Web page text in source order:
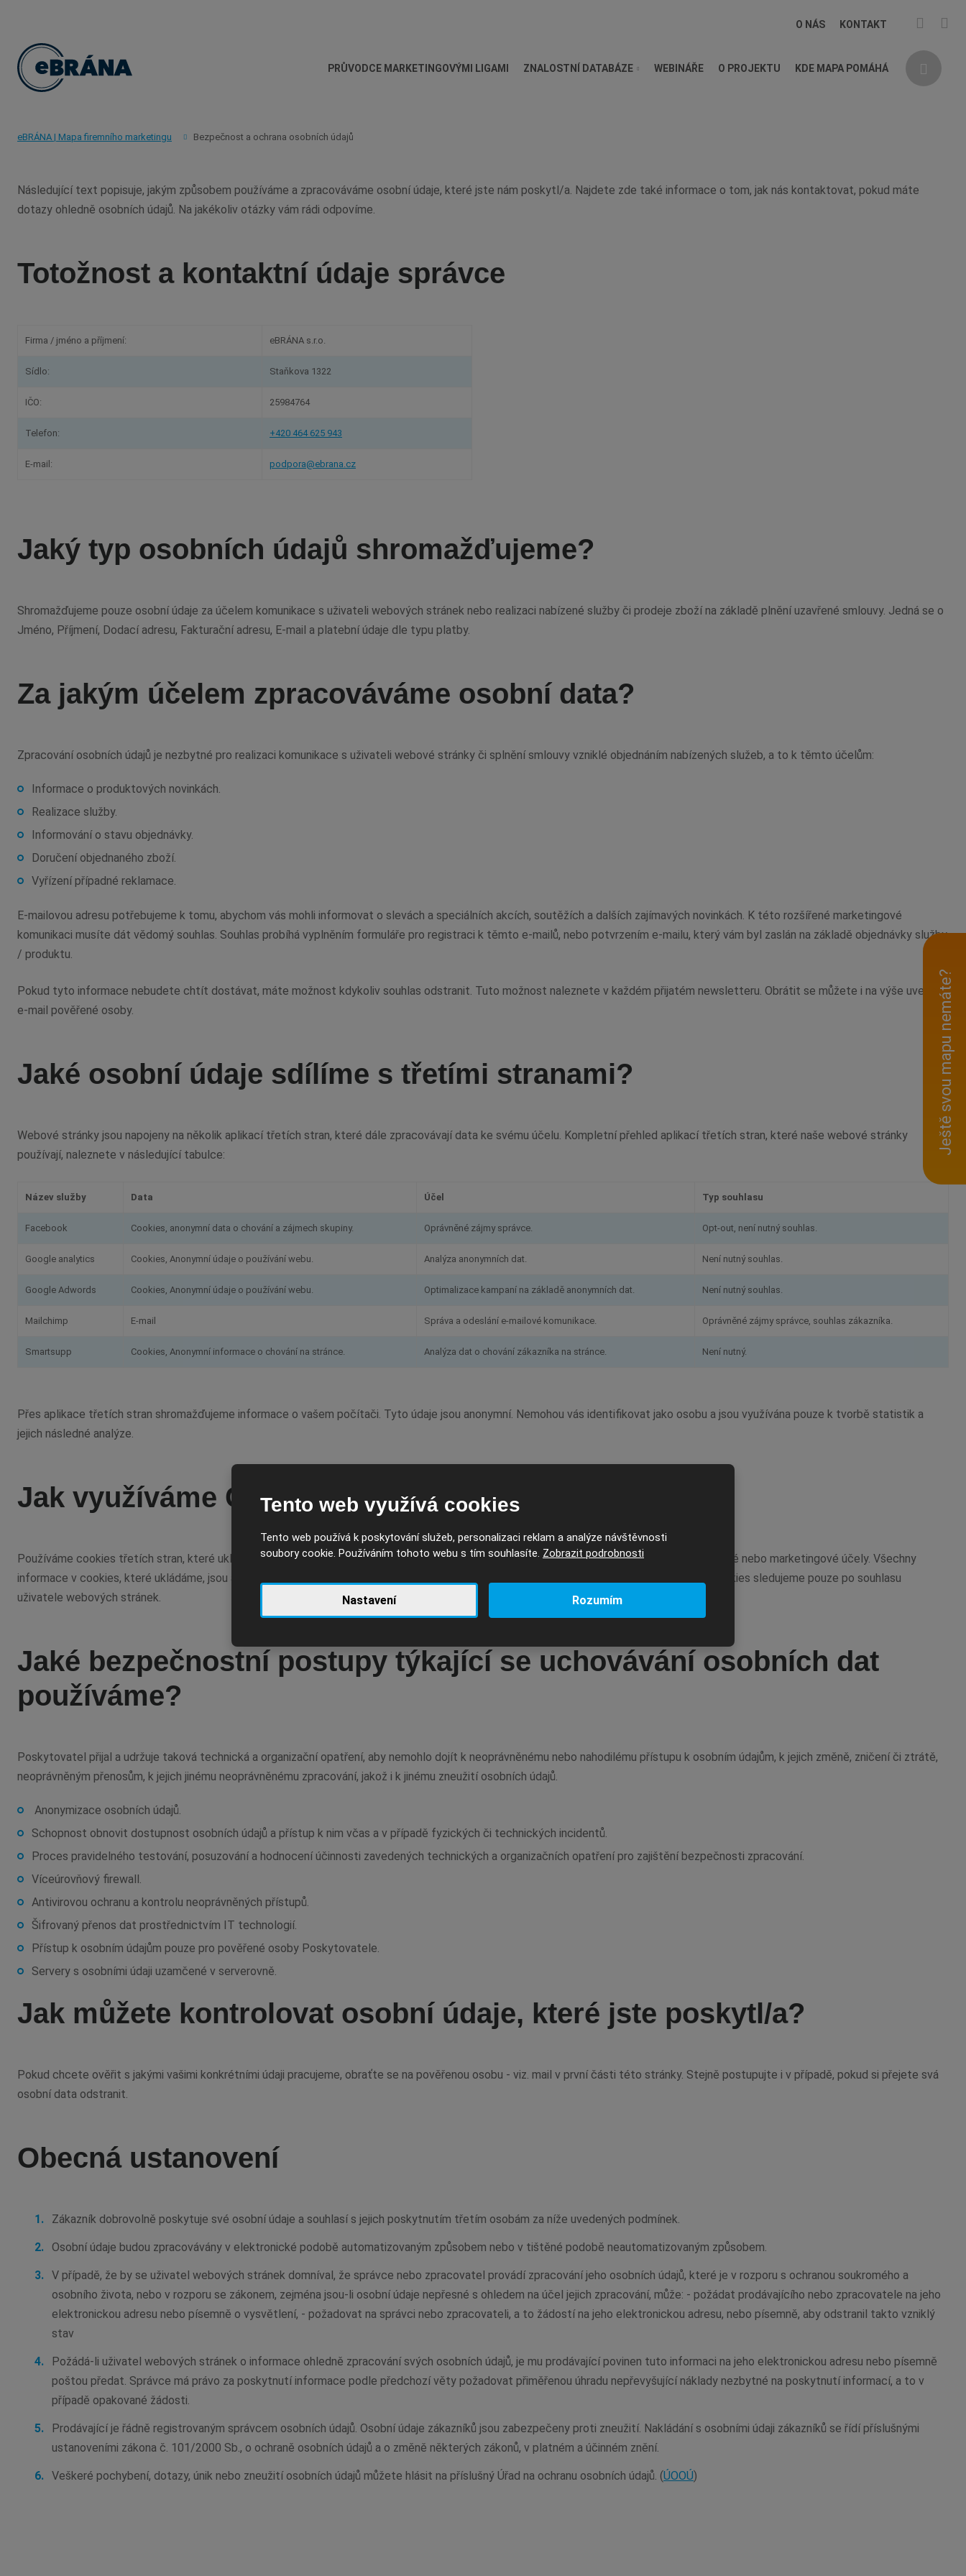
O NÁS KONTAKT
PRŮVODCE MARKETINGOVÝMI LIGAMI ZNALOSTNÍ DATABÁZE WEBINÁŘE O PROJEKTU KDE MAPA POMÁHÁ
Bezpečnost
a
osobních
eBRÁNA | Mapa firemního marketingu Bezpečnost a ochrana osobních údajů
Následující text popisuje, jakým způsobem používáme a zpracováváme osobní údaje, které jste nám poskytl/a. Najdete zde také informace o tom, jak nás kontaktovat, pokud máte
dotazy ohledně osobních údajů. Na jakékoliv otázky vám rádi odpovíme.
Totožnost a kontaktní údaje správce
Firma / jméno a příjmení: eBRÁNA s.r.o.
Sídlo: Staňkova 1322
IČO: 25984764
Telefon: +420 464 625 943
E-mail: podpora@ebrana.cz
Jaký typ osobních údajů shromažďujeme?
Shromažďujeme pouze osobní údaje za účelem komunikace s uživateli webových stránek nebo realizaci nabízené služby či prodeje zboží na základě plnění uzavřené smlouvy. Jedná se o
Jméno, Příjmení, Dodací adresu, Fakturační adresu, E-mail a platební údaje dle typu platby.
Za jakým účelem zpracováváme osobní data?
Zpracování osobních údajů je nezbytné pro realizaci komunikace s uživateli webové stránky či splnění smlouvy vzniklé objednáním nabízených služeb, a to k těmto účelům:
Informace o produktových novinkách.
Realizace služby.
Informování o stavu objednávky.
Doručení objednaného zboží.
Vyřízení případné reklamace.
E-mailovou adresu potřebujeme k tomu, abychom vás mohli informovat o slevách a speciálních akcích, soutěžích a dalších zajímavých novinkách. K této rozšířené marketingové
komunikaci musíte dát vědomý souhlas. Souhlas probíhá vyplněním formuláře pro registraci k těmto e-mailů, nebo potvrzením e-mailu, který vám byl zaslán na základě objednávky služby
/ produktu.
Pokud tyto informace nebudete chtít dostávat, máte možnost kdykoliv souhlas odstranit. Tuto možnost naleznete v každém přijatém newsletteru. Obrátit se můžete i na výše uvedený
e-mail pověřené osoby.
Jaké osobní údaje sdílíme s třetími stranami?
Webové stránky jsou napojeny na několik aplikací třetích stran, které dále zpracovávají data ke svému účelu. Kompletní přehled aplikací třetích stran, které naše webové stránky
používají, naleznete v následující tabulce:
Název služby Data Účel Typ souhlasu
Facebook Cookies, anonymní data o chování a zájmech skupiny. Oprávněné zájmy správce. Opt-out, není nutný souhlas.
Google analytics Cookies, Anonymní údaje o používání webu. Analýza anonymních dat. Není nutný souhlas.
Google Adwords Cookies, Anonymní údaje o používání webu. Optimalizace kampaní na základě anonymních dat. Není nutný souhlas.
Mailchimp E-mail Správa a odeslání e-mailové komunikace. Oprávněné zájmy správce, souhlas zákazníka.
Smartsupp Cookies, Anonymní informace o chování na stránce. Analýza dat o chování zákazníka na stránce. Není nutný.
Přes aplikace třetích stran shromažďujeme informace o vašem počítači. Tyto údaje jsou anonymní. Nemohou vás identifikovat jako osobu a jsou využívána pouze k tvorbě statistik a
jejich následné analýze.
Jak využíváme Cookies
Používáme cookies třetích stran, které ukládají anonymně informace o návštěvě webových stránek. Ty pak mohou být využívány pro analytické nebo marketingové účely. Všechny
informace v cookies, které ukládáme, jsou anonymní. Cookies není možno sledovat automaticky - využíváme variantu opt-in - tzn. soubory cookies sledujeme pouze po souhlasu
uživatele webových stránek.
Jaké bezpečnostní postupy týkající se uchovávání osobních dat
používáme?
Poskytovatel přijal a udržuje taková technická a organizační opatření, aby nemohlo dojít k neoprávněnému nebo nahodilému přístupu k osobním údajům, k jejich změně, zničení či ztrátě,
neoprávněným přenosům, k jejich jinému neoprávněnému zpracování, jakož i k jinému zneužití osobních údajů.
Anonymizace osobních údajů.
Schopnost obnovit dostupnost osobních údajů a přístup k nim včas a v případě fyzických či technických incidentů.
Proces pravidelného testování, posuzování a hodnocení účinnosti zavedených technických a organizačních opatření pro zajištění bezpečnosti zpracování.
Víceúrovňový firewall.
Antivirovou ochranu a kontrolu neoprávněných přístupů.
Šifrovaný přenos dat prostřednictvím IT technologií.
Přístup k osobním údajům pouze pro pověřené osoby Poskytovatele.
Servery s osobními údaji uzamčené v serverovně.
Jak můžete kontrolovat osobní údaje, které jste poskytl/a?
Pokud chcete ověřit s jakými vašimi konkrétními údaji pracujeme, obraťte se na pověřenou osobu - viz. mail v první části této stránky. Stejně postupujte i v případě, pokud si přejete svá
osobní data odstranit.
Obecná ustanovení
Zákazník dobrovolně poskytuje své osobní údaje a souhlasí s jejich poskytnutím třetím osobám za níže uvedených podmínek.
Osobní údaje budou zpracovávány v elektronické podobě automatizovaným způsobem nebo v tištěné podobě neautomatizovaným způsobem.
V případě, že by se uživatel webových stránek domníval, že správce nebo zpracovatel provádí zpracování jeho osobních údajů, které je v rozporu s ochranou soukromého a
osobního života, nebo v rozporu se zákonem, zejména jsou-li osobní údaje nepřesné s ohledem na účel jejich zpracování, může: - požádat prodávajícího nebo zpracovatele na jeho
elektronickou adresu nebo písemně o vysvětlení, - požadovat na správci nebo zpracovateli, a to žádostí na jeho elektronickou adresu, nebo písemně, aby odstranil takto vzniklý
stav
Požádá-li uživatel webových stránek o informace ohledně zpracování svých osobních údajů, je mu prodávající povinen tuto informaci na jeho elektronickou adresu nebo písemně
poštou předat. Správce má právo za poskytnutí informace podle předchozí věty požadovat přiměřenou úhradu nepřevyšující náklady nezbytné na poskytnutí informací, a to v
případě opakované žádosti.
Prodávající je řádně registrovaným správcem osobních údajů. Osobní údaje zákazníků jsou zabezpečeny proti zneužití. Nakládání s osobními údaji zákazníků se řídí příslušnými
ustanoveními zákona č. 101/2000 Sb., o ochraně osobních údajů a o změně některých zákonů, v platném a účinném znění.
Veškeré pochybení, dotazy, únik nebo zneužití osobních údajů můžete hlásit na příslušný Úřad na ochranu osobních údajů. (ÚOOÚ)
Ještě svou mapu nemáte?
Tento web využívá cookies
Tento web používá k poskytování služeb, personalizaci reklam a analýze návštěvnosti
soubory cookie. Používáním tohoto webu s tím souhlasíte. Zobrazit podrobnosti
Nastavení Rozumím